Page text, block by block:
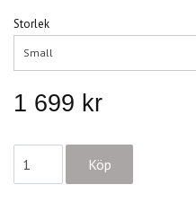
Storlek
Small
1 699 kr